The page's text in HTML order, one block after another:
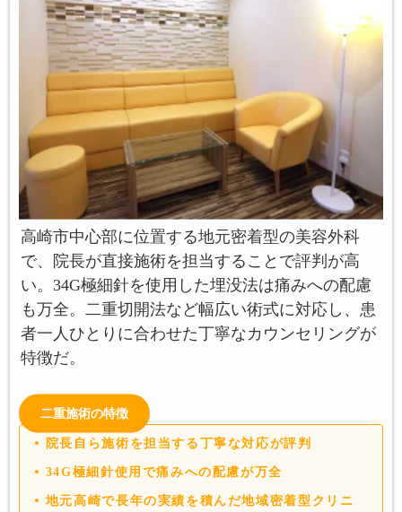
高崎市中心部に位置する地元密着型の美容外科
で、院長が直接施術を担当することで評判が高
い。34G極細針を使用した埋没法は痛みへの配慮
も万全。二重切開法など幅広い術式に対応し、患
者一人ひとりに合わせた丁寧なカウンセリングが
特徴だ。
二重施術の特徴
院長自ら施術を担当する丁寧な対応が評判
34G極細針使用で痛みへの配慮が万全
地元高崎で長年の実績を積んだ地域密着型クリニ